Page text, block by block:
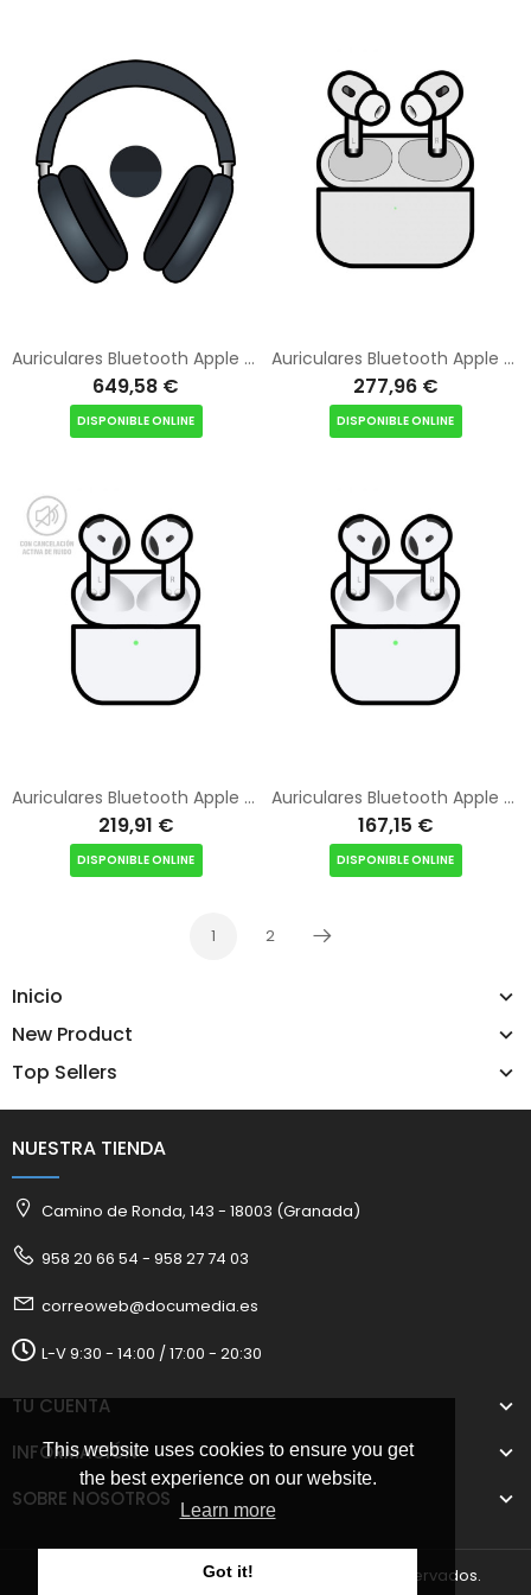
This website uses cookies to ensure you get
the best experience on our website.
Learn more
Got it!
Inicio
New Product
Top Sellers
Auriculares Bluetooth Apple Airpods Max 2 USB-C/ Medianoche
649,58 €
DISPONIBLE ONLINE
Auriculares Bluetooth Apple Airpods Pro 3nd/ USB-C/ Estuche de Carga Magsafe
277,96 €
DISPONIBLE ONLINE
Auriculares Bluetooth Apple Airpods V4 4a Generacion/ Cancelacion de Ruido
219,91 €
DISPONIBLE ONLINE
Auriculares Bluetooth Apple Airpods V4 4a Generacion
167,15 €
DISPONIBLE ONLINE
1 2
Siguiente
NUESTRA TIENDA
Camino de Ronda, 143 - 18003 (Granada)
958 20 66 54 - 958 27 74 03
correoweb@documedia.es
L-V 9:30 - 14:00 / 17:00 - 20:30
TU CUENTA
INFORMACIÓN
SOBRE NOSOTROS
2025 © Documedia S.L. Todos los derechos reservados.